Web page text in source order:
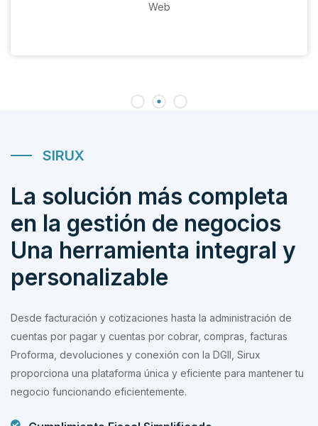
Web
SIRUX
La solución más completa
en la gestión de negocios
Una herramienta integral y
personalizable
Desde facturación y cotizaciones hasta la administración de
cuentas por pagar y cuentas por cobrar, compras, facturas
Proforma, devoluciones y conexión con la DGII, Sirux
proporciona una plataforma única y eficiente para mantener tu
negocio funcionando eficientemente.